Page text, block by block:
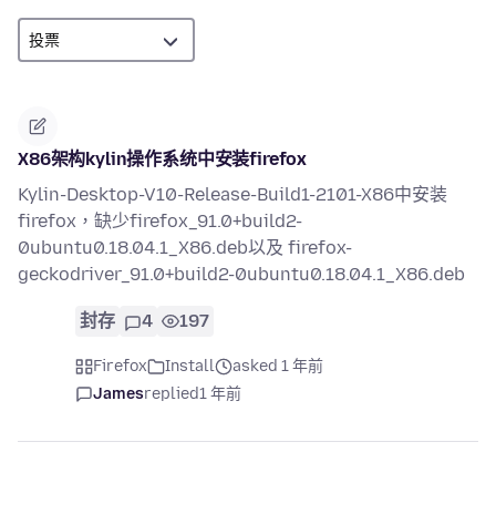
X86架构kylin操作系统中安装firefox
Kylin-Desktop-V10-Release-Build1-2101-X86中安装
firefox，缺少firefox_91.0+build2-
0ubuntu0.18.04.1_X86.deb以及 firefox-
geckodriver_91.0+build2-0ubuntu0.18.04.1_X86.deb
封存 4 197
Firefox Install
asked 1 年前
Jamesreplied1 年前